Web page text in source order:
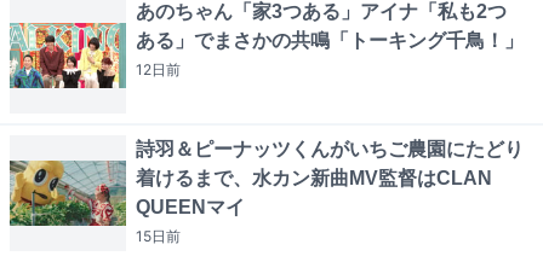
あのちゃん「家3つある」アイナ「私も2つ
ある」でまさかの共鳴「トーキング千鳥！」
12日前
詩羽＆ピーナッツくんがいちご農園にたどり
着けるまで、水カン新曲MV監督はCLAN
QUEENマイ
15日前